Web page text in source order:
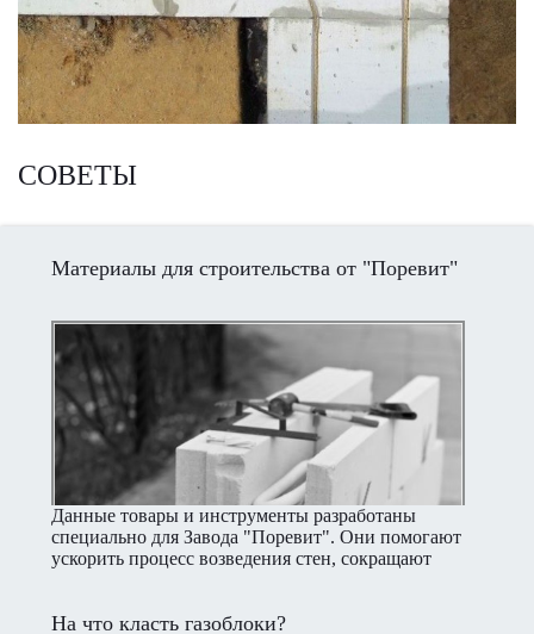
СОВЕТЫ
Материалы для строительства от "Поревит"
Данные товары и инструменты разработаны
специально для Завода "Поревит". Они помогают
ускорить процесс возведения стен, сокращают
На что класть газоблоки?